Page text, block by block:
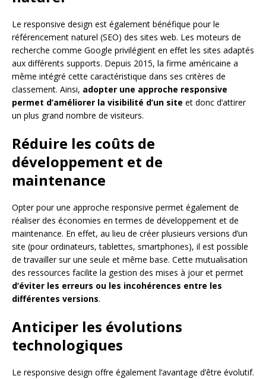
Le responsive design est également bénéfique pour le
référencement naturel (SEO) des sites web. Les moteurs de
recherche comme Google privilégient en effet les sites adaptés
aux différents supports. Depuis 2015, la firme américaine a
même intégré cette caractéristique dans ses critères de
classement. Ainsi, adopter une approche responsive
permet d’améliorer la visibilité d’un site et donc d’attirer
un plus grand nombre de visiteurs.
Réduire les coûts de
développement et de
maintenance
Opter pour une approche responsive permet également de
réaliser des économies en termes de développement et de
maintenance. En effet, au lieu de créer plusieurs versions d’un
site (pour ordinateurs, tablettes, smartphones), il est possible
de travailler sur une seule et même base. Cette mutualisation
des ressources facilite la gestion des mises à jour et permet
d’éviter les erreurs ou les incohérences entre les
différentes versions.
Anticiper les évolutions
technologiques
Le responsive design offre également l’avantage d’être évolutif.